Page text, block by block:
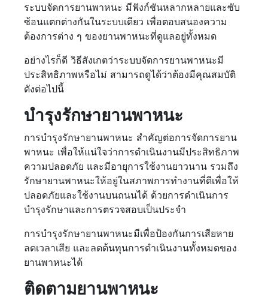
ระบบจัดการยานพาหนะ มีฟังก์ชันหลากหลายและซับ
ซ้อนแตกต่างกันในระบบเดียว เพื่อตอบสนองความ
ต้องการต่าง ๆ ของยานพาหนะที่ดูแลอยู่ทั้งหมด
อย่างไรก็ดี วิธีสังเกตว่าระบบจัดการยานพาหนะมี
ประสิทธิภาพหรือไม่ สามารถดูได้ว่าต้องมีคุณสมบัติ
ดังต่อไปนี้
บำรุงรักษายานพาหนะ
การบำรุงรักษายานพาหนะ สำคัญต่อการจัดการยาน
พาหนะ เพื่อให้แน่ใจว่าการดำเนินงานมีประสิทธิภาพ
ความปลอดภัย และมีอายุการใช้งานยาวนาน รวมถึง
รักษายานพาหนะให้อยู่ในสภาพการทำงานที่ดีเพื่อให้
ปลอดภัยและใช้งานบนถนนได้ ด้วยการดำเนินการ
บำรุงรักษาและการตรวจสอบเป็นประจำ
การบำรุงรักษายานพาหนะมีเพื่อป้องกันการเสียหาย
ลดเวลาเสีย และลดต้นทุนการดำเนินงานทั้งหมดของ
ยานพาหนะได้
ติดตามยานพาหนะ